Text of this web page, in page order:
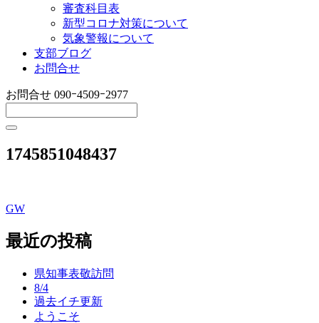
審査科目表
新型コロナ対策について
気象警報について
支部ブログ
お問合せ
お問合せ 090ｰ4509ｰ2977
1745851048437
投
稿
GW
最近の投稿
県知事表敬訪問
8/4
過去イチ更新
ようこそ